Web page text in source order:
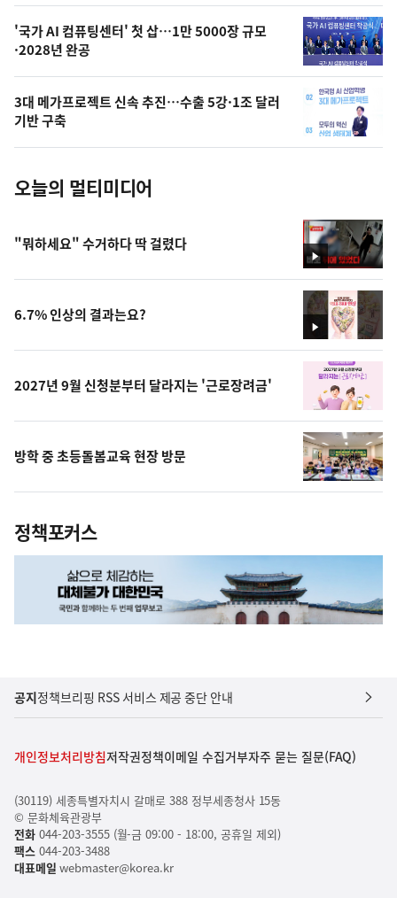
오
의
사
진
'국가 AI 컴퓨팅센터' 첫 삽…1만 5000장 규모
·2028년 완공
3대 메가프로젝트 신속 추진…수출 5강·1조 달러
기반 구축
오늘의 멀티미디어
영
상
"뭐하세요" 수거하다 딱 걸렸다
영
상
6.7% 인상의 결과는요?
2027년 9월 신청분부터 달라지는 '근로장려금'
방학 중 초등돌봄교육 현장 방문
정책포커스
공지정책브리핑 RSS 서비스 제공 중단 안내
개인정보처리방침저작권정책이메일 수집거부자주 묻는 질문(FAQ)
(30119) 세종특별자치시 갈매로 388 정부세종청사 15동
© 문화체육관광부
전화044-203-3555 (월-금 09:00 - 18:00, 공휴일 제외)
팩스044-203-3488
대표메일 webmaster@korea.kr